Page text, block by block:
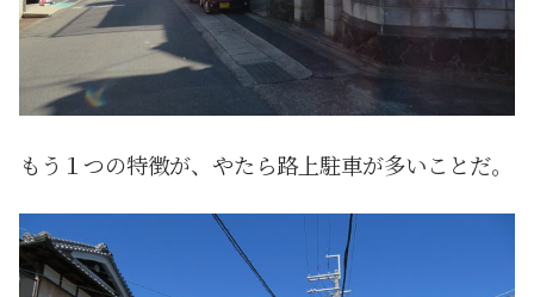
もう１つの特徴が、やたら路上駐車が多いことだ。